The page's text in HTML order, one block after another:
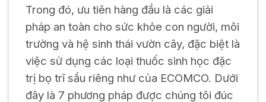
Trong đó, ưu tiên hàng đầu là các giải
pháp an toàn cho sức khỏe con người, môi
trường và hệ sinh thái vườn cây, đặc biệt là
việc sử dụng các loại thuốc sinh học đặc
trị bọ trĩ sầu riêng như của ECOMCO. Dưới
đây là 7 phương pháp được chúng tôi đúc